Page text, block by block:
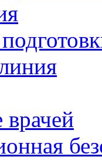
врачей